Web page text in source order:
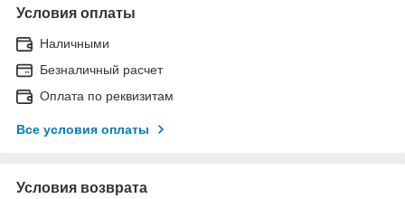
Условия оплаты
Наличными
Безналичный расчет
Оплата по реквизитам
Все условия оплаты
Условия возврата